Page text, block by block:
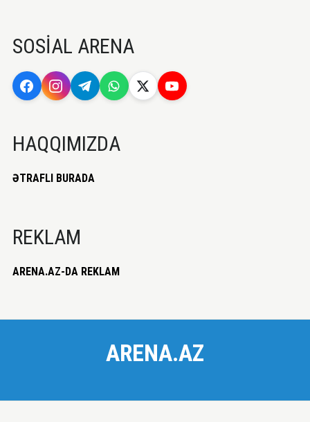
SOSİAL ARENA
HAQQIMIZDA
ƏTRAFLI BURADA
REKLAM
ARENA.AZ-DA REKLAM
ARENA.AZ